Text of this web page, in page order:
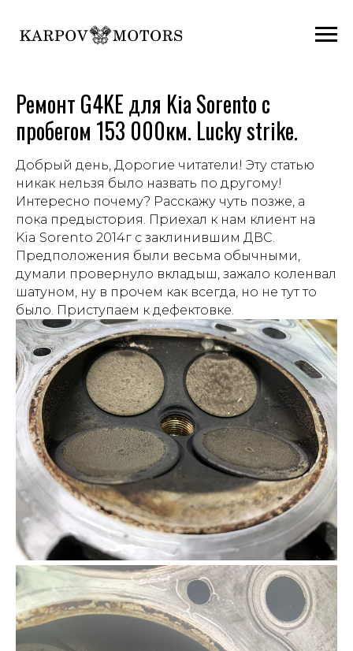
Ремонт G4KE для Kia Sorento с
пробегом 153 000км. Lucky strike.
Добрый день, Дорогие читатели! Эту статью
никак нельзя было назвать по другому!
Интересно почему? Расскажу чуть позже, а
пока предыстория. Приехал к нам клиент на
Kia Sorento 2014г с заклинившим ДВС.
Предположения были весьма обычными,
думали провернуло вкладыш, зажало коленвал
шатуном, ну в прочем как всегда, но не тут то
было. Приступаем к дефектовке.